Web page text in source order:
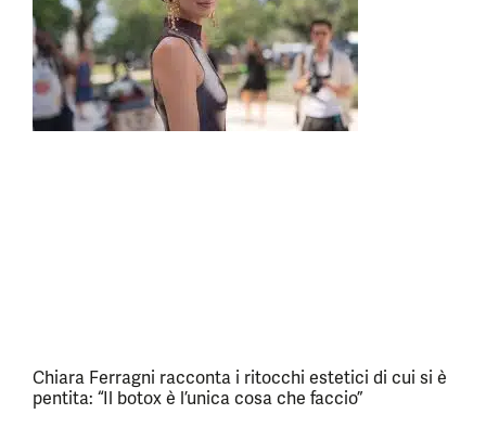
Chiara Ferragni racconta i ritocchi estetici di cui si è
pentita: “Il botox è l’unica cosa che faccio”